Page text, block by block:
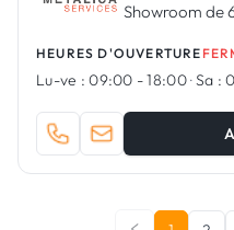
Showroom de
HEURES D'OUVERTURE
Lu-ve : 09:00 - 18:00·Sa :